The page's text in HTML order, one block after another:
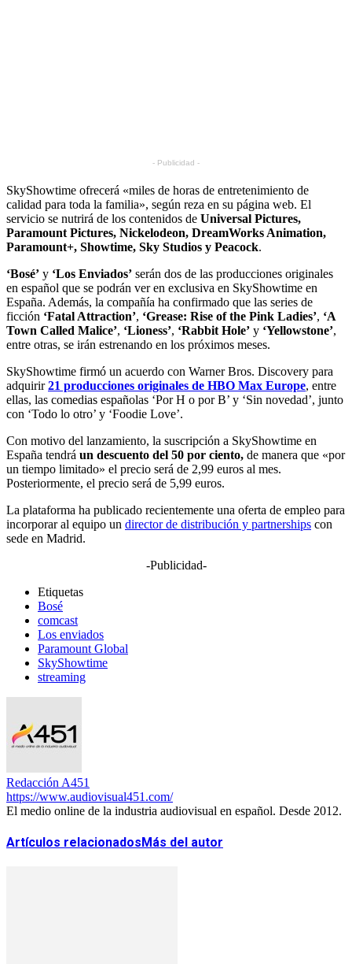
- Publicidad -
SkyShowtime ofrecerá «miles de horas de entretenimiento de
calidad para toda la familia», según reza en su página web. El
servicio se nutrirá de los contenidos de Universal Pictures,
Paramount Pictures, Nickelodeon, DreamWorks Animation,
Paramount+, Showtime, Sky Studios y Peacock.
‘Bosé’ y ‘Los Enviados’ serán dos de las producciones originales
en español que se podrán ver en exclusiva en SkyShowtime en
España. Además, la compañía ha confirmado que las series de
ficción ‘Fatal Attraction’, ‘Grease: Rise of the Pink Ladies’, ‘A
Town Called Malice’, ‘Lioness’, ‘Rabbit Hole’ y ‘Yellowstone’,
entre otras, se irán estrenando en los próximos meses.
SkyShowtime firmó un acuerdo con Warner Bros. Discovery para
adquirir21 producciones originales de HBO Max Europe, entre
ellas, las comedias españolas ‘Por H o por B’ y ‘Sin novedad’, junto
con ‘Todo lo otro’ y ‘Foodie Love’.
Con motivo del lanzamiento, la suscripción a SkyShowtime en
España tendrá un descuento del 50 por ciento, de manera que «por
un tiempo limitado» el precio será de 2,99 euros al mes.
Posteriormente, el precio será de 5,99 euros.
La plataforma ha publicado recientemente una oferta de empleo para
incorporar al equipo un director de distribución y partnerships con
sede en Madrid.
-Publicidad-
Etiquetas
Bosé
comcast
Los enviados
Paramount Global
SkyShowtime
streaming
Redacción A451
https://www.audiovisual451.com/
El medio online de la industria audiovisual en español. Desde 2012.
Artículos relacionadosMás del autor